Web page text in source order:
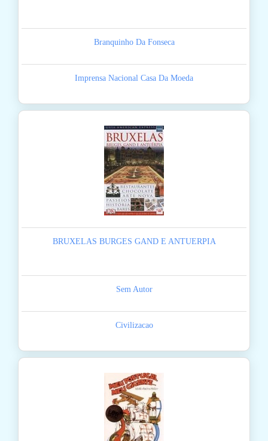
Branquinho Da Fonseca
Imprensa Nacional Casa Da Moeda
BRUXELAS BURGES GAND E ANTUERPIA
Sem Autor
Civilizacao